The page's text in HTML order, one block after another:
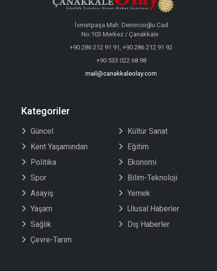
İsmetpaşa Mah. Demircioğlu Cad.
No:103 Merkez / Çanakkale
+90 286 212 91 91, +90 286 212 91 92
+90 533 022 68 98
mail@canakkaleolay.com
Kategoriler
Güncel
Kent Yaşamından
Politika
Spor
Asayiş
Yaşam
Sağlık
Çevre-Tarım
Kültür Sanat
Eğitim
Ekonomi
Bilim-Teknoloji
Yemek
Ulusal Haberler
Dış Haberler